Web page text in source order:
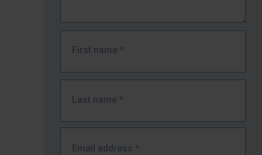
First name *
Last name *
Email address *